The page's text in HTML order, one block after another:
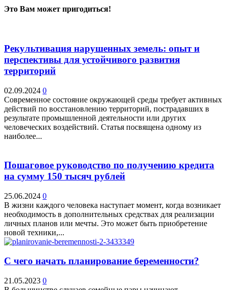
Это Вам может пригодиться!
Рекультивация нарушенных земель: опыт и
перспективы для устойчивого развития
территорий
02.09.2024 0
Современное состояние окружающей среды требует активных
действий по восстановлению территорий, пострадавших в
результате промышленной деятельности или других
человеческих воздействий. Статья посвящена одному из
наиболее...
Пошаговое руководство по получению кредита
на сумму 150 тысяч рублей
25.06.2024 0
В жизни каждого человека наступает момент, когда возникает
необходимость в дополнительных средствах для реализации
личных планов или мечты. Это может быть приобретение
новой техники,...
С чего начать планирование беременности?
21.05.2023 0